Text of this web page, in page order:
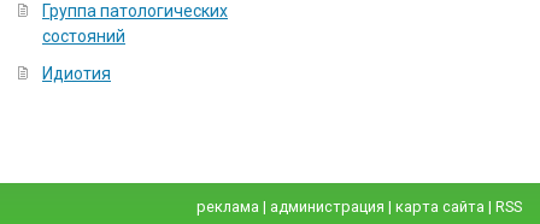
Группа патологических
состояний
Идиотия
реклама | администрация | карта сайта | RSS